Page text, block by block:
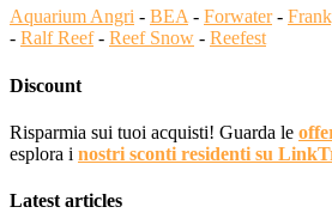
Aquarium Angri - BEA - Forwater-
- Ralf Reef- Reef Snow - Reefest
Discount
Risparmia sui tuoi acquisti! Guarda le
esplora i nostri sconti residenti su
Latest articles